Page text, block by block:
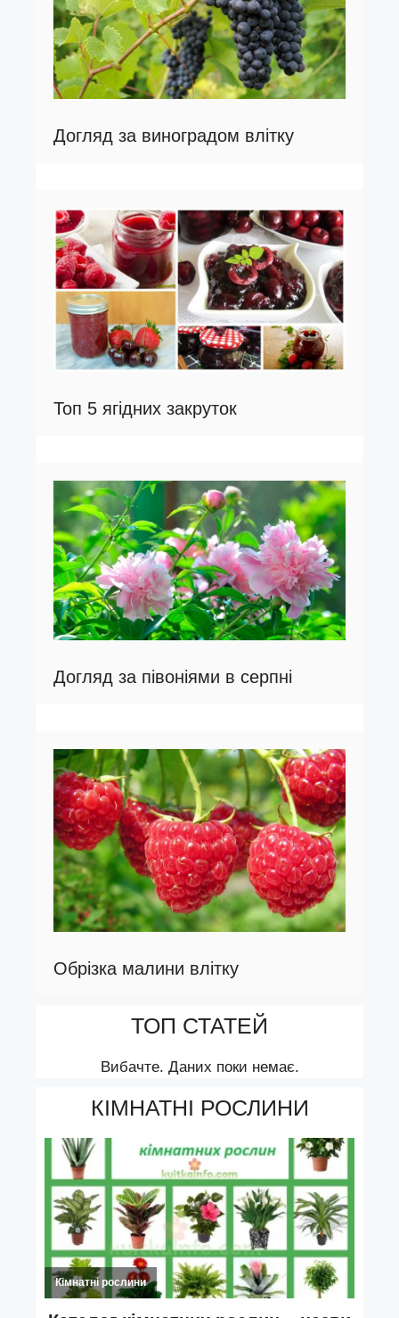
Догляд за виноградом влітку
Топ 5 ягідних закруток
Догляд за півоніями в серпні
Обрізка малини влітку
ТОП СТАТЕЙ
Вибачте. Даних поки немає.
КІМНАТНІ РОСЛИНИ